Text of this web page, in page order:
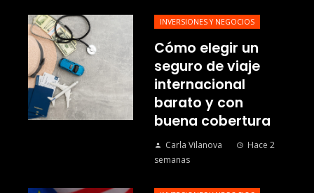
INVERSIONES Y NEGOCIOS
Cómo elegir un
seguro de viaje
internacional
barato y con
buena cobertura
Carla Vilanova
Hace 2
semanas